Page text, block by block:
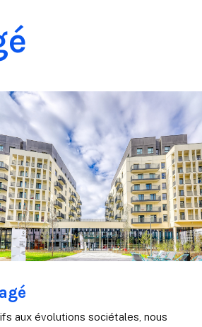
aux évolutions sociétales, nous